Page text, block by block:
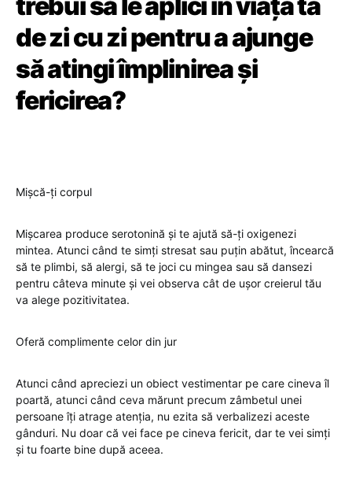
de zi cu zi pentru a ajunge
să atingi împlinirea și
fericirea?
Mișcă-ți corpul
Mișcarea produce serotonină și te ajută să-ți oxigenezi
mintea. Atunci când te simți stresat sau puțin abătut, încearcă
să te plimbi, să alergi, să te joci cu mingea sau să dansezi
pentru câteva minute și vei observa cât de ușor creierul tău
va alege pozitivitatea.
Oferă complimente celor din jur
Atunci când apreciezi un obiect vestimentar pe care cineva îl
poartă, atunci când ceva mărunt precum zâmbetul unei
persoane îți atrage atenția, nu ezita să verbalizezi aceste
gânduri. Nu doar că vei face pe cineva fericit, dar te vei simți
și tu foarte bine după aceea.